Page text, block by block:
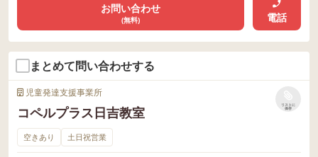
お問い合わせ
(無料) 電話
まとめて問い合わせする
児童発達支援事業所
コペルプラス日吉教室
リストに
保存
空きあり 土日祝営業